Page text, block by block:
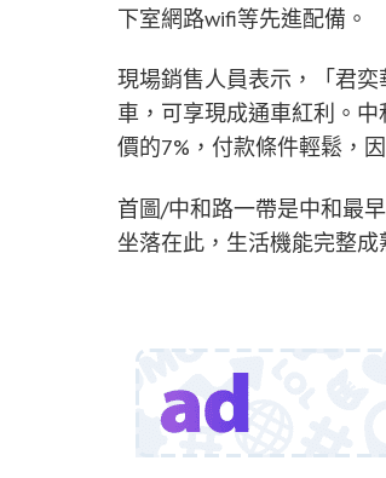
下室網路wifi等先進配備。
現場銷售人員表示，「君
車，可享現成通車紅利。
價的7%，付款條件輕鬆，
首圖/中和路一帶是中和最
坐落在此，生活機能完整